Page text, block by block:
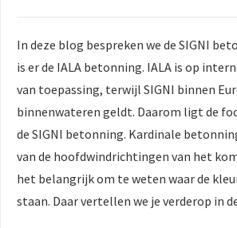
In deze blog bespreken we de SIGNI
is er de IALA betonning. IALA is op
van toepassing, terwijl SIGNI binnen
binnenwateren geldt. Daarom ligt de
de SIGNI betonning. Kardinale
van de hoofdwindrichtingen van het
het belangrijk om te weten waar de
staan. Daar vertellen we je verderop in